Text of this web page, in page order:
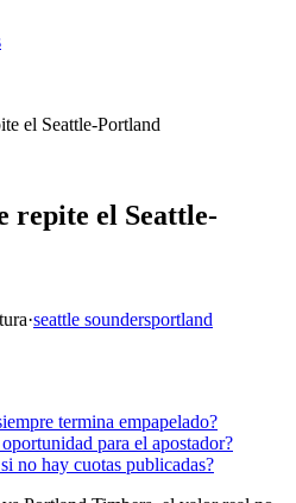
el Seattle-Portland
repite el Seattle-
·seattle soundersportland
termina empapelado?
para el apostador?
no hay cuotas publicadas?